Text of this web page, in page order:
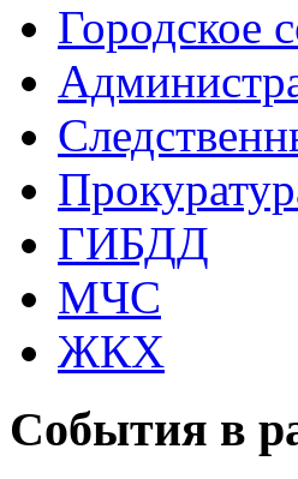
Городское
ГИБДД
МЧС
ЖКХ
События в